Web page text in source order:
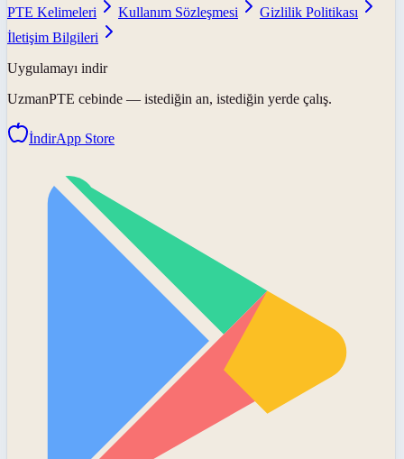
PTE Kelimeleri
Kullanım Sözleşmesi
Gizlilik Politikası
İletişim Bilgileri
Uygulamayı indir
UzmanPTE cebinde — istediğin an, istediğin yerde çalış.
İndirApp Store